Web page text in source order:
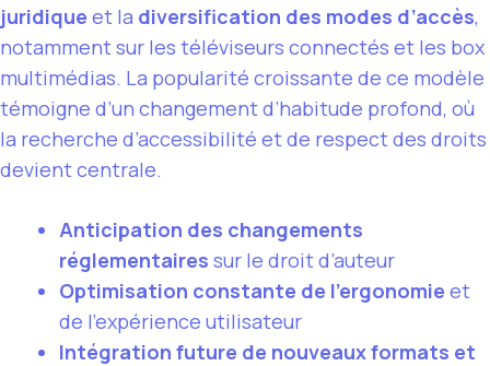
juridique et la diversification des modes d’accès,
notamment sur les téléviseurs connectés et les box
multimédias. La popularité croissante de ce modèle
témoigne d’un changement d’habitude profond, où
la recherche d’accessibilité et de respect des droits
devient centrale.
Anticipation des changements
réglementaires sur le droit d’auteur
Optimisation constante de l’ergonomie et
de l’expérience utilisateur
Intégration future de nouveaux formats et